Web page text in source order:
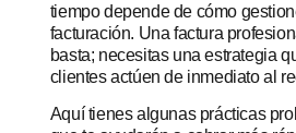
tiempo depende de cómo
facturación. Una factura
basta; necesitas una estrategia
clientes actúen de inmediato al
Aquí tienes algunas prácticas